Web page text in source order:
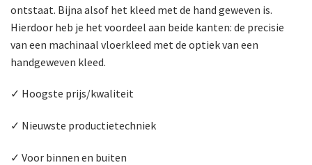
ontstaat. Bijna alsof het kleed met de hand geweven is.
Hierdoor heb je het voordeel aan beide kanten: de precisie
van een machinaal vloerkleed met de optiek van een
handgeweven kleed.
✓ Hoogste prijs/kwaliteit
✓ Nieuwste productietechniek
✓ Voor binnen en buiten